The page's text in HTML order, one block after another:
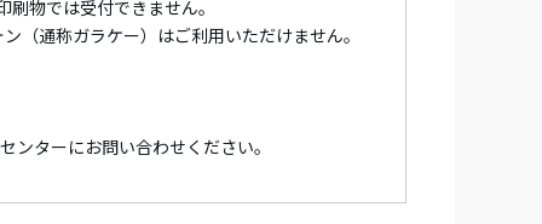
があります。
物では受付できません。
（通称ガラケー）はご利用いただけません。
ンターにお問い合わせください。